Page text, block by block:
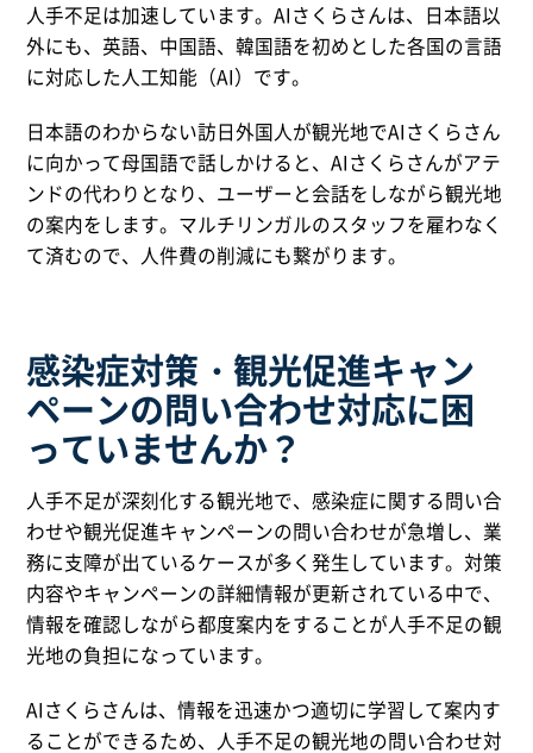
人手不足は加速しています。AIさくらさんは、日本語以
外にも、英語、中国語、韓国語を初めとした各国の言語
に対応した人工知能（AI）です。
日本語のわからない訪日外国人が観光地でAIさくらさん
に向かって母国語で話しかけると、AIさくらさんがアテ
ンドの代わりとなり、ユーザーと会話をしながら観光地
の案内をします。マルチリンガルのスタッフを雇わなく
て済むので、人件費の削減にも繋がります。
感染症対策・観光促進キャン
ペーンの問い合わせ対応に困
っていませんか？
人手不足が深刻化する観光地で、感染症に関する問い合
わせや観光促進キャンペーンの問い合わせが急増し、業
務に支障が出ているケースが多く発生しています。対策
内容やキャンペーンの詳細情報が更新されている中で、
情報を確認しながら都度案内をすることが人手不足の観
光地の負担になっています。
AIさくらさんは、情報を迅速かつ適切に学習して案内す
ることができるため、人手不足の観光地の問い合わせ対